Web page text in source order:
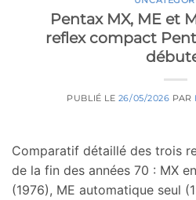
Pentax MX, ME et
reflex compact
PUBLIÉ LE 26/05/2026 PAR
Comparatif détaillé des trois
de la fin des années 70 : MX
(1976), ME automatique seul